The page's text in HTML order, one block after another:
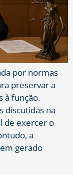
por normas
preservar a
à função.
discutidas na
de exercer o
a
gerado